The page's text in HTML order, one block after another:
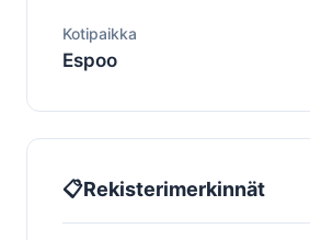
Kotipaikka
Espoo
📋Rekisterimerkinnät